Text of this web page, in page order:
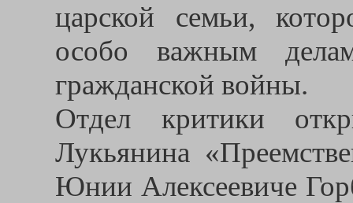
царской семьи,
особо важным
гражданской войны.
Отдел критики
Лукьянина
Юнии Алексеевиче